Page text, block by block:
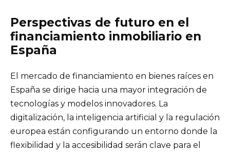
Perspectivas de futuro en el
financiamiento inmobiliario en
España
El mercado de financiamiento en bienes raíces en
España se dirige hacia una mayor integración de
tecnologías y modelos innovadores. La
digitalización, la inteligencia artificial y la regulación
europea están configurando un entorno donde la
flexibilidad y la accesibilidad serán clave para el